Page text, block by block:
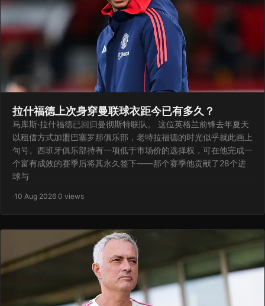
拉什福德上次身穿曼联球衣距今已有多久？
马库斯·拉什福德已回归曼彻斯特联队。 这位英格兰前锋去年夏天
以租借方式加盟巴塞罗那俱乐部，老特拉福德的时光似乎就此画上
句号。西班牙俱乐部持有一项低于市场价的选择权，可在他完成一
个富有成效的赛季后将其永久签下——那个赛季他贡献了28个进
球与
·10 Aug 2026·0 views